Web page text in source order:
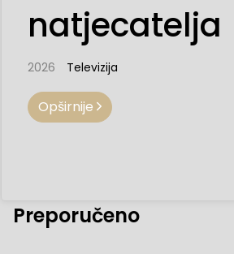
natjecatelja
2026 Televizija
Opširnije
Preporučeno